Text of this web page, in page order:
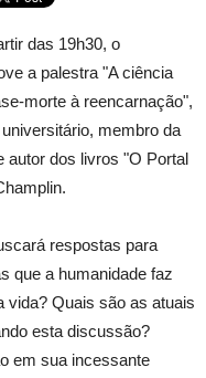
das 19h30, o
a palestra "A ciência
morte à reencarnação",
membro da
autor dos livros "O Portal
respostas para
que a humanidade faz
vida? Quais são as atuais
esta discussão?
em sua incessante